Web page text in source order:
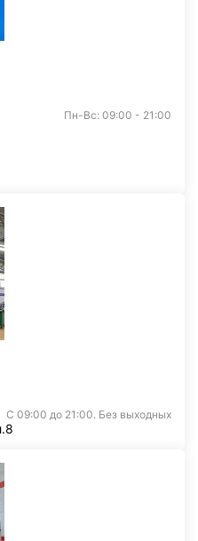
Пн-Вс: 09:00 - 21:00
С 09:00 до 21:00. Без выходных